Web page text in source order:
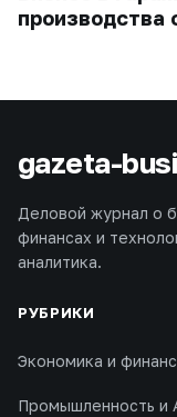
производства
gazeta-
Деловой журнал о
финансах и
аналитика.
РУБРИКИ
Экономика и
Промышленность и